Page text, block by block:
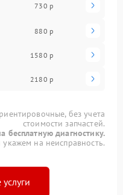
730 р
880 р
1580 р
2180 р
без учета
стоимости запчастей.
бесплатную диагностику.
на неисправность.